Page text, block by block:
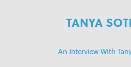
TANYA
An Interview With